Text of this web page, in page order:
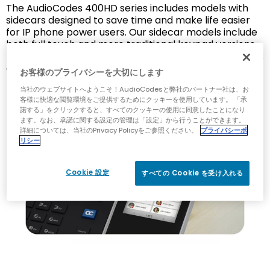
The AudioCodes 400HD series includes models with
sidecars designed to save time and make life easier
for IP phone power users. Our sidecar models include
both full touch and more traditional keypad versions,
making them suitable for executives and receptionists
alike.お客様のプライバシーを大切にします
当社のウェブサイトへようこそ！AudioCodesと弊社のパートナー社は、お
客様に快適な閲覧環境をご提供するためにクッキーを使用しています。 「承
諾する」をクリックすると、すべてのクッキーの使用に同意したことになり
ます。なお、承諾に関する設定の管理は「設定」から行うことができます。
詳細については、当社のPrivacy Policyをご参照ください。
プライバシーポ
リシー
Cookie 設定 すべての Cookie を受け入れる